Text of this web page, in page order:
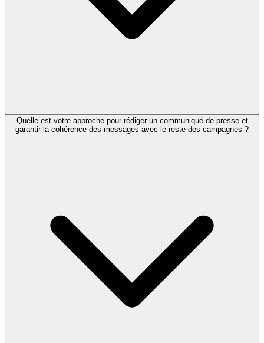
Quelle est votre approche pour rédiger un communiqué de presse et
garantir la cohérence des messages avec le reste des campagnes ?